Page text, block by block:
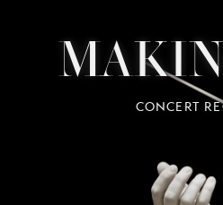
CONCERT